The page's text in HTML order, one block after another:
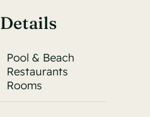
Pool & Beach
Restaurants
Rooms